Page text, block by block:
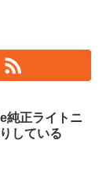
純正ライトニ
している